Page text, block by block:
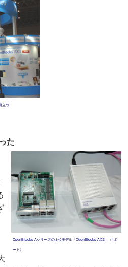
立つ
た
OpenBlocks Aシリーズの上位モデル「OpenBlocks AX3」（4ポ
ート）